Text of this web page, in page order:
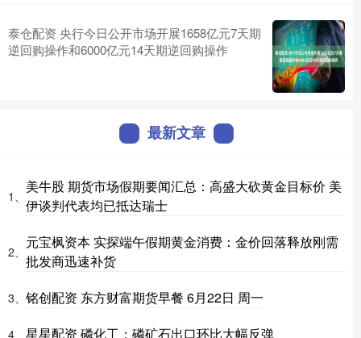
泰仓配资 央行今日公开市场开展1658亿元7天期
逆回购操作和6000亿元14天期逆回购操作
最新文章
1、
美牛股 期货市场假期要闻汇总：高盛大砍黄金目标价 美
伊谈判代表均已抵达瑞士
2、
元宝枫资本 实探端午假期黄金消费：金价回落释放刚需
批发商迅速补货
3、 铭创配资 东方财富期货早餐 6月22日 周一
4、 星星配资 磷化工：磷矿石出口环比大幅反弹